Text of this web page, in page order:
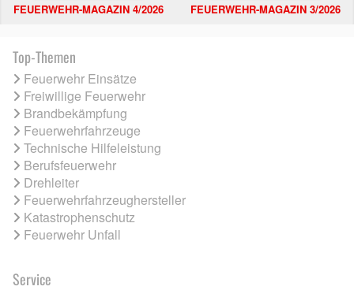
FEUERWEHR-MAGAZIN 4/2026 FEUERWEHR-MAGAZIN 3/2026
Top-Themen
Feuerwehr Einsätze
Freiwillige Feuerwehr
Brandbekämpfung
Feuerwehrfahrzeuge
Technische Hilfeleistung
Berufsfeuerwehr
Drehleiter
Feuerwehrfahrzeughersteller
Katastrophenschutz
Feuerwehr Unfall
Service